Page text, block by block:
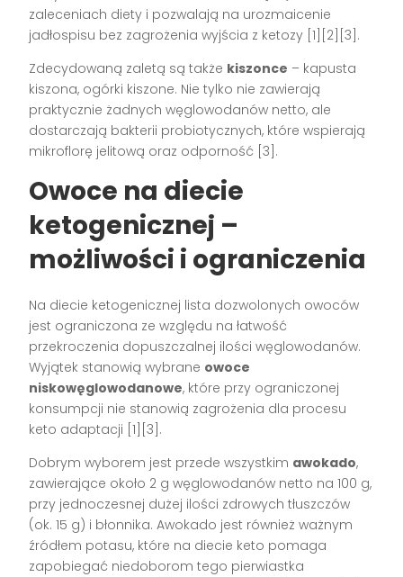
zaleceniach diety i pozwalają na urozmaicenie
jadłospisu bez zagrożenia wyjścia z ketozy [1][2][3].
Zdecydowaną zaletą są także kiszonce – kapusta
kiszona, ogórki kiszone. Nie tylko nie zawierają
praktycznie żadnych węglowodanów netto, ale
dostarczają bakterii probiotycznych, które wspierają
mikroflorę jelitową oraz odporność [3].
Owoce na diecie
ketogenicznej –
możliwości i ograniczenia
Na diecie ketogenicznej lista dozwolonych owoców
jest ograniczona ze względu na łatwość
przekroczenia dopuszczalnej ilości węglowodanów.
Wyjątek stanowią wybrane owoce
niskowęglowodanowe, które przy ograniczonej
konsumpcji nie stanowią zagrożenia dla procesu
keto adaptacji [1][3].
Dobrym wyborem jest przede wszystkim awokado,
zawierające około 2 g węglowodanów netto na 100 g,
przy jednoczesnej dużej ilości zdrowych tłuszczów
(ok. 15 g) i błonnika. Awokado jest również ważnym
źródłem potasu, które na diecie keto pomaga
zapobiegać niedoborom tego pierwiastka